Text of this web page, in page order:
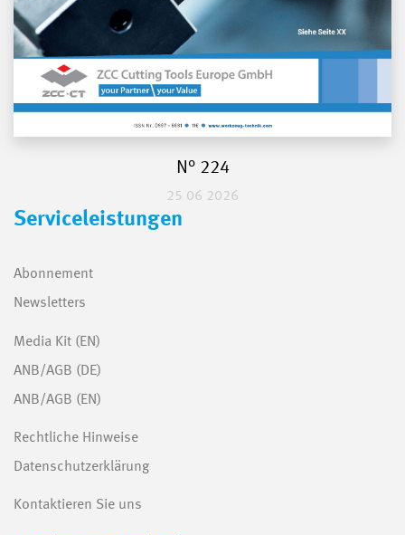
N° 224
25 06 2026
Serviceleistungen
Abonnement
Newsletters
Media Kit (EN)
ANB/AGB (DE)
ANB/AGB (EN)
Rechtliche Hinweise
Datenschutzerklärung
Kontaktieren Sie uns